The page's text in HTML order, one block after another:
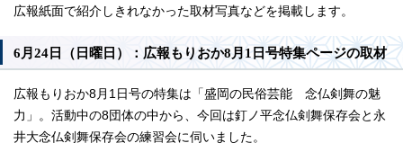
広報紙面で紹介しきれなかった取材写真などを掲載します。
6月24日（日曜日）：広報もりおか8月1日号特集ページの取材
広報もりおか8月1日号の特集は「盛岡の民俗芸能 念仏剣舞の魅
力」。活動中の8団体の中から、今回は釘ノ平念仏剣舞保存会と永
井大念仏剣舞保存会の練習会に伺いました。